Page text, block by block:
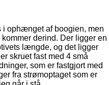
i ophænget af boogien, men
derind. Der ligger en
længde, og det ligger
skruet fast med 4 små
som er fastgjort med
fra strømoptaget som er